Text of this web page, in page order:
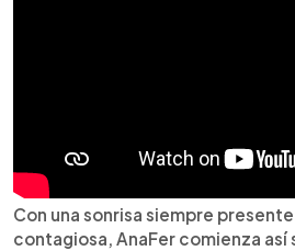
Con una sonrisa siempre
contagiosa, AnaFer comienza así